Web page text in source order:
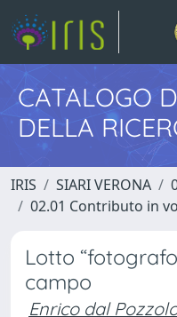
CATALOGO
DELLA
IRIS SIARI VERONA
02.01 Contributo in
Lotto
campo
Enrico dal